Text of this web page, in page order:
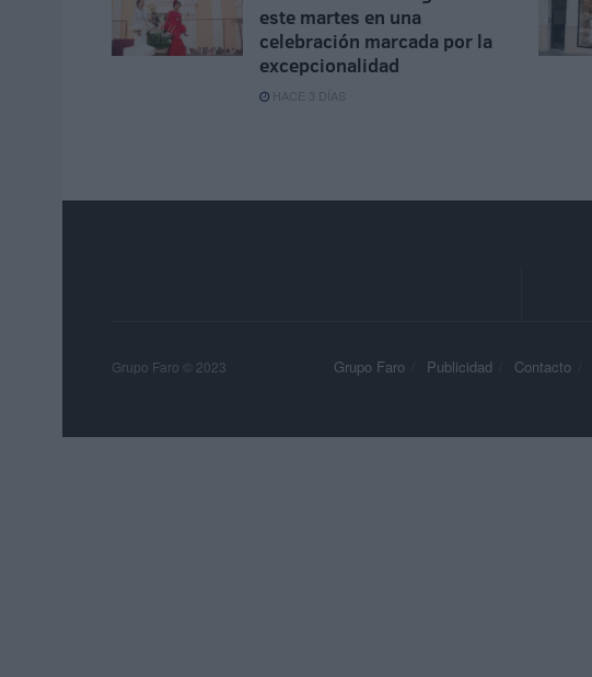
este martes en una
celebración marcada por la
excepcionalidad
HACE 3 DÍAS
Grupo Faro Publicidad Contacto
Grupo Faro © 2023